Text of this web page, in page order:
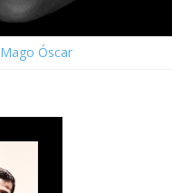
Mago Óscar